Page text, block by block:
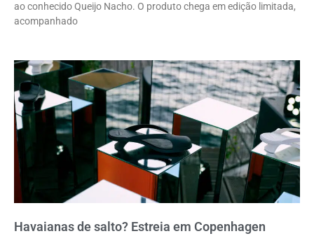
ao conhecido Queijo Nacho. O produto chega em edição limitada,
acompanhado
Havaianas de salto? Estreia em Copenhagen